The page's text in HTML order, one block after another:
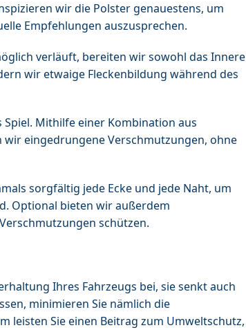
wir die Polster genauestens, um
Empfehlungen auszusprechen.
verläuft, bereiten wir sowohl das Innere
wir etwaige Fleckenbildung während des
Mithilfe einer Kombination aus
eingedrungene Verschmutzungen, ohne
sorgfältig jede Ecke und jede Naht, um
Optional bieten wir außerdem
schützen.
Ihres Fahrzeugs bei, sie senkt auch
minimieren Sie nämlich die
leisten Sie einen Beitrag zum Umweltschutz,